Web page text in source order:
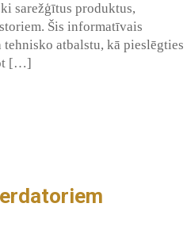
sarežģītus produktus,
Šis informatīvais
tehnisko atbalstu, kā pieslēgties
[…]